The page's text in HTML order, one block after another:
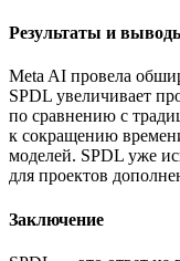
Результаты и
Meta AI провела
SPDL увеличивает
по сравнению с
к сокращению
моделей. SPDL уже
для проектов
Заключение